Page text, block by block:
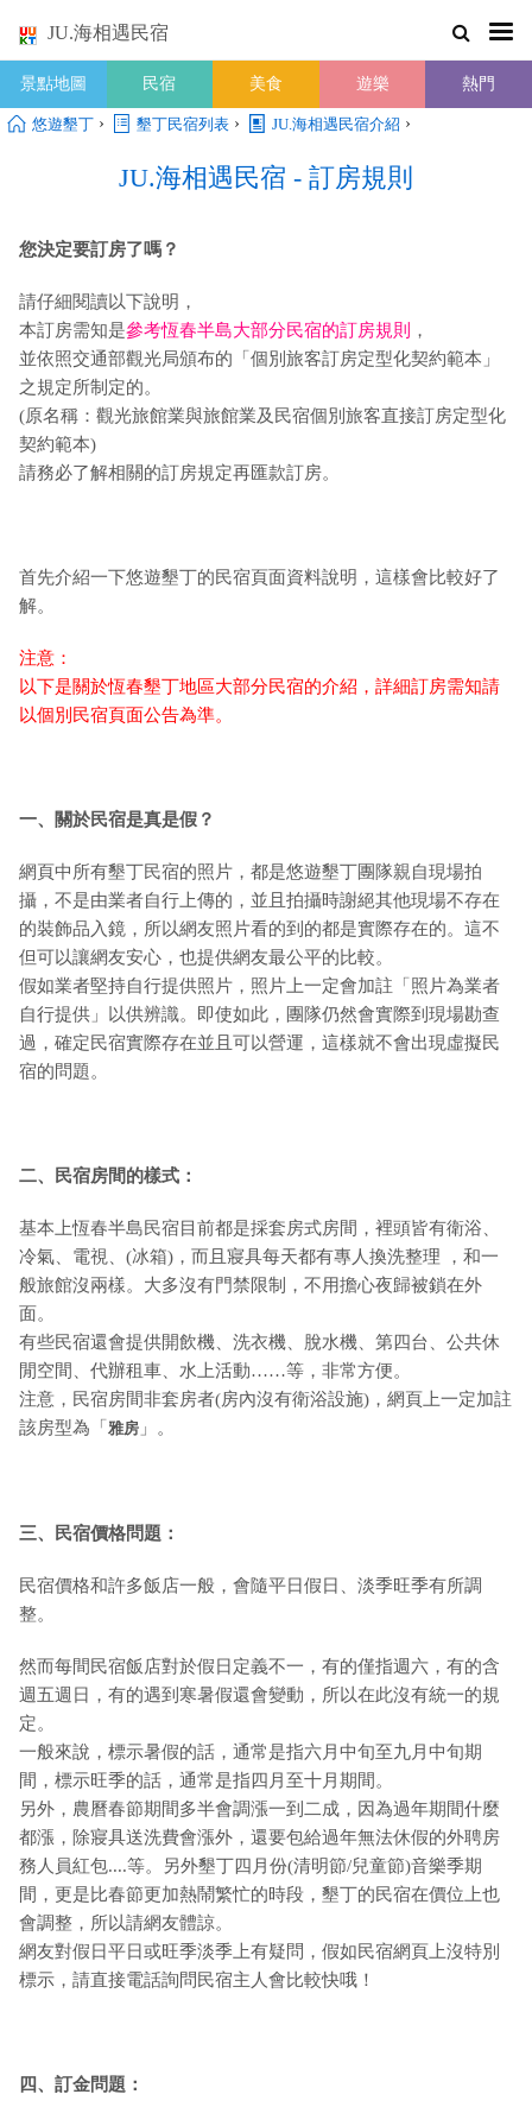
JU.海相遇民宿
景點地圖 民宿 美食 遊樂 熱門
悠遊墾丁 › 墾丁民宿列表 › JU.海相遇民宿介紹 ›
JU.海相遇民宿 - 訂房規則
您決定要訂房了嗎？
請仔細閱讀以下說明，
本訂房需知是參考恆春半島大部分民宿的訂房規則
，
並依照交通部觀光局頒布的「個別旅客訂房定型化契約範本」
之規定所制定的。
(原名稱：觀光旅館業與旅館業及民宿個別旅客直接訂房定型化
契約範本)
請務必了解相關的訂房規定再匯款訂房。
首先介紹一下悠遊墾丁的民宿頁面資料說明，這樣會比較好了
解。
注意：
以下是關於恆春墾丁地區大部分民宿的介紹，詳細訂房需知請
以個別民宿頁面公告為準。
一、關於民宿是真是假？
網頁中所有墾丁民宿的照片，都是悠遊墾丁團隊親自現場拍
攝，不是由業者自行上傳的，並且拍攝時謝絕其他現場不存在
的裝飾品入鏡，所以網友照片看的到的都是實際存在的。這不
但可以讓網友安心，也提供網友最公平的比較。
假如業者堅持自行提供照片，照片上一定會加註「照片為業者
自行提供」以供辨識。即使如此，團隊仍然會實際到現場勘查
過，確定民宿實際存在並且可以營運，這樣就不會出現虛擬民
宿的問題。
二、民宿房間的樣式：
基本上恆春半島民宿目前都是採套房式房間，裡頭皆有衛浴、
冷氣、電視、(冰箱)，而且寢具每天都有專人換洗整理 ，和一
般旅館沒兩樣。大多沒有門禁限制，不用擔心夜歸被鎖在外
面。
有些民宿還會提供開飲機、洗衣機、脫水機、第四台、公共休
閒空間、代辦租車、水上活動……等，非常方便。
注意，民宿房間非套房者(房內沒有衛浴設施)，網頁上一定加註
該房型為「 雅房 」。
三、民宿價格問題：
民宿價格和許多飯店一般，會隨平日假日、淡季旺季有所調
整。
然而每間民宿飯店對於假日定義不一，有的僅指週六，有的含
週五週日，有的遇到寒暑假還會變動，所以在此沒有統一的規
定。
一般來說，標示暑假的話，通常是指六月中旬至九月中旬期
間，標示旺季的話，通常是指四月至十月期間。
另外，農曆春節期間多半會調漲一到二成，因為過年期間什麼
都漲，除寢具送洗費會漲外，還要包給過年無法休假的外聘房
務人員紅包....等。另外墾丁四月份(清明節/兒童節)音樂季期
間，更是比春節更加熱鬧繁忙的時段，墾丁的民宿在價位上也
會調整，所以請網友體諒。
網友對假日平日或旺季淡季上有疑問，假如民宿網頁上沒特別
標示，請直接電話詢問民宿主人會比較快哦！
四、訂金問題：